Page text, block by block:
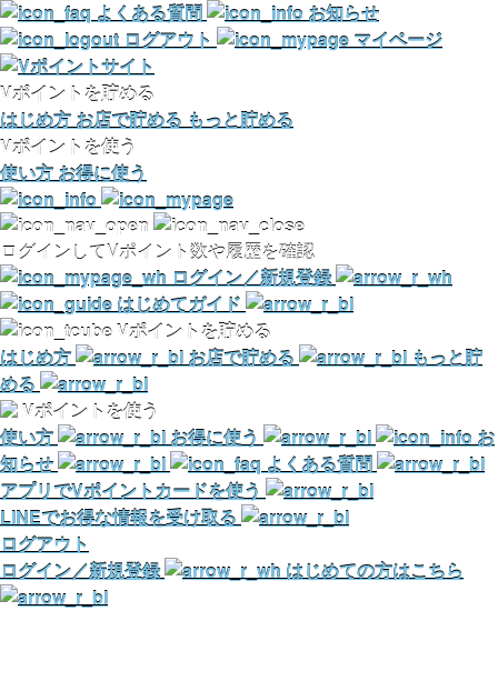
よくある質問
お知らせ
ログアウト
マイページ
Vポイントを貯める
はじめ方 お店で貯める もっと貯める
Vポイントを使う
使い方 お得に使う
ログインしてVポイント数や履歴を確認
ログイン／新規登録
はじめてガイド
Vポイントを貯める
はじめ方
お店で貯める
もっと貯
める
Vポイントを使う
使い方
お得に使う
お
知らせ
よくある質問
アプリでVポイントカードを使う
LINEでお得な情報を受け取る
ログアウト
ログイン／新規登録
はじめての方はこちら